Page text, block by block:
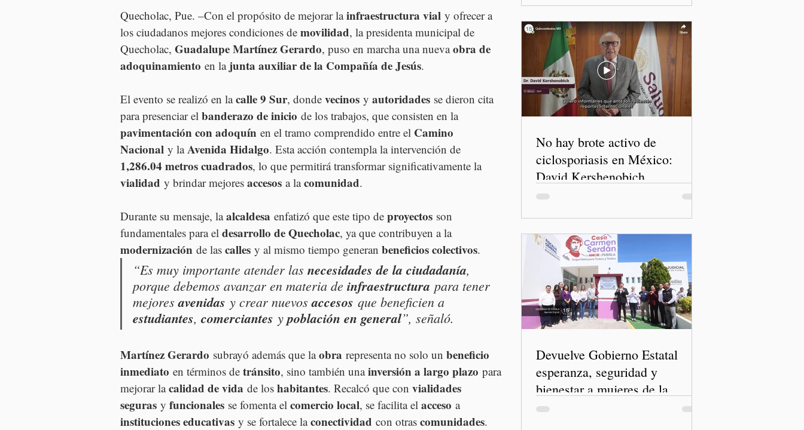
Quecholac, Pue. –Con el propósito de mejorar la infraestructura vial y ofrecer a
los ciudadanos mejores condiciones de movilidad, la presidenta municipal de
Quecholac, Guadalupe Martínez Gerardo, puso en marcha una nueva obra de
adoquinamiento en la junta auxiliar de la Compañía de Jesús.
El evento se realizó en la calle 9 Sur, donde vecinos y autoridades se dieron cita
para presenciar el banderazo de inicio de los trabajos, que consisten en la
pavimentación con adoquín en el tramo comprendido entre el Camino
Nacional y la Avenida Hidalgo. Esta acción contempla la intervención de
1,286.04 metros cuadrados, lo que permitirá transformar significativamente la
vialidad y brindar mejores accesos a la comunidad.
Durante su mensaje, la alcaldesa enfatizó que este tipo de proyectos son
fundamentales para el desarrollo de Quecholac, ya que contribuyen a la
modernización de las calles y al mismo tiempo generan beneficios colectivos.
“Es muy importante atender las necesidades de la ciudadanía,
porque debemos avanzar en materia de infraestructura para tener
mejores avenidas y crear nuevos accesos que beneficien a
estudiantes, comerciantes y población en general”, señaló.
Martínez Gerardo subrayó además que la obra representa no solo un beneficio
inmediato en términos de tránsito, sino también una inversión a largo plazo para
mejorar la calidad de vida de los habitantes. Recalcó que con vialidades
seguras y funcionales se fomenta el comercio local, se facilita el acceso a
instituciones educativas y se fortalece la conectividad con otras comunidades.
No hay brote activo de
ciclosporiasis en México:
David Kershenobich
Devuelve Gobierno Estatal
esperanza, seguridad y
bienestar a mujeres de la
periferia urbana